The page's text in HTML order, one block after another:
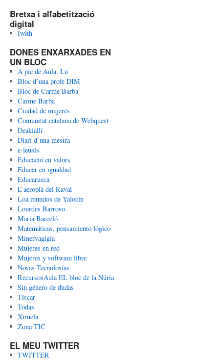
Bretxa i alfabetització
digital
Iwith
DONES ENXARXADES EN
UN BLOC
A pie de Aula. Lu
Bloc d’una profe DIM
Bloc de Carme Barba
Carme Barba
Ciudad de mujeres
Comunitat catalana de Webquest
Deakiallí
Diari d’una mestra
e-leusis
Educació en valors
Educar en igualdad
Educarueca
L’aeroplà del Raval
Loa mundos de Yalocín
Lourdes Barroso
María Barceló
Matemáticas, pensamiento lógico
Minervagigia
Mujeres en red
Mujeres y software libre
Novas Tecnoloxías
RecursosAula EL bloc de la Núria
Sin género de dudas
Tíscar
Todas
Xiruela
Zona TIC
EL MEU TWITTER
TWITTER